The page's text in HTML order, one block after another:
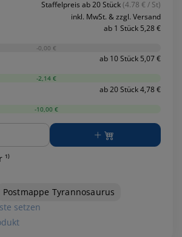
Staffelpreis ab 20 Stück(4.78 € / St)
inkl. MwSt. & zzgl. Versand
ab 1 Stück 5,28 €
-0,00 €
ab 10 Stück 5,07 €
-2,14 €
ab 20 Stück 4,78 €
-10,00 €
Postmappe Tyrannosaurus
setzen